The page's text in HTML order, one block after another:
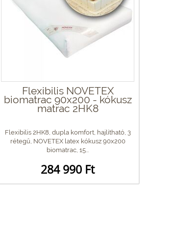
Flexibilis NOVETEX
biomatrac 90x200 - kókusz
matrac 2HK8
Flexibilis 2HK8, dupla komfort, hajlítható, 3
rétegű, NOVETEX latex kókusz 90x200
biomatrac, 15...
284 990 Ft